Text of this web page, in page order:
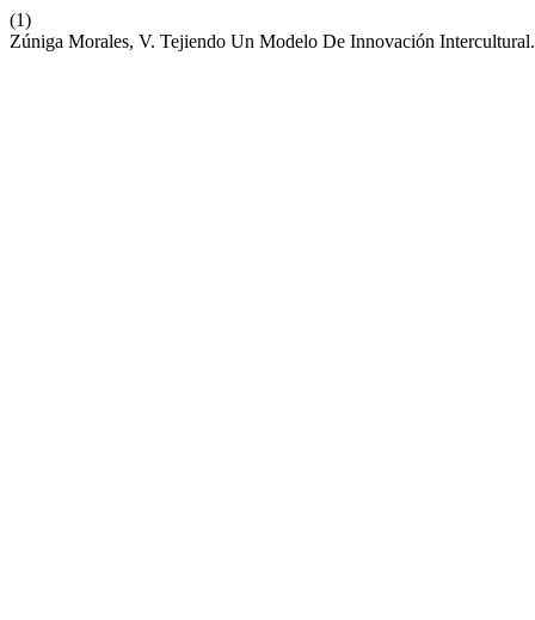
(1)
Zúniga Morales, V. Tejiendo Un Modelo De Innovación